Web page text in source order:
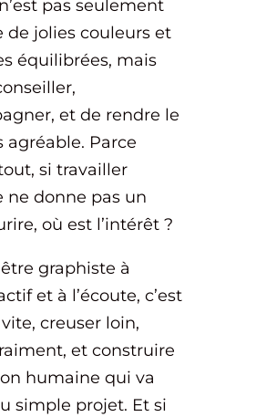
pas seulement
de jolies couleurs et
équilibrées, mais
et de rendre le
agréable. Parce
si travailler
ne donne pas un
où est l’intérêt ?
graphiste à
et à l’écoute, c’est
creuser loin,
et construire
humaine qui va
simple projet. Et si